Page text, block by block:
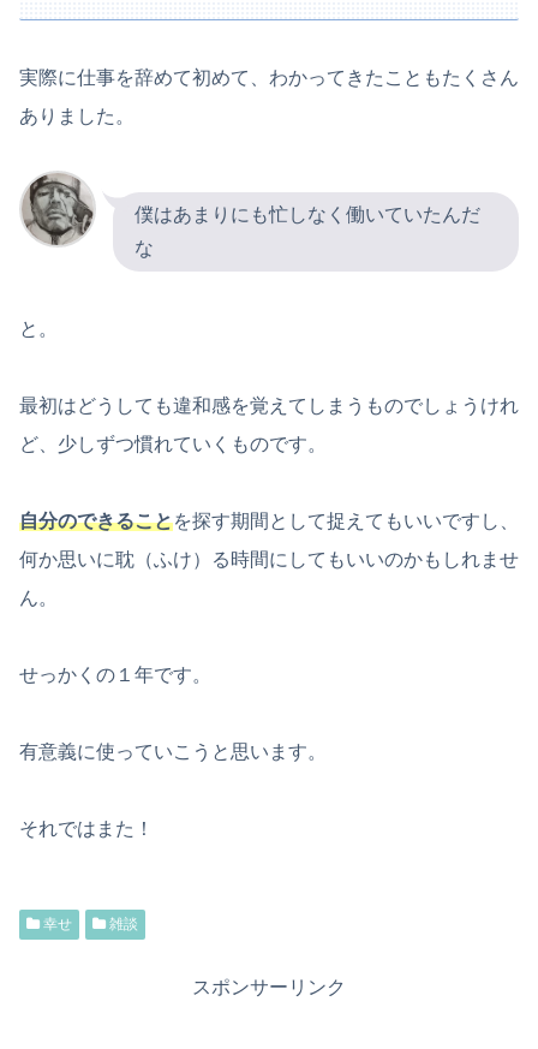
実際に仕事を辞めて初めて、わかってきたこともたくさん
ありました。
僕はあまりにも忙しなく働いていたんだ
な
と。
最初はどうしても違和感を覚えてしまうものでしょうけれ
ど、少しずつ慣れていくものです。
自分のできることを探す期間として捉えてもいいですし、
何か思いに耽（ふけ）る時間にしてもいいのかもしれませ
ん。
せっかくの１年です。
有意義に使っていこうと思います。
それではまた！
幸せ 雑談
スポンサーリンク